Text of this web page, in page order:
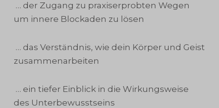
… der Zugang zu praxiserprobten Wegen
um innere Blockaden zu lösen
… das Verständnis, wie dein Körper und Geist
zusammenarbeiten
… ein tiefer Einblick in die Wirkungsweise
des Unterbewusstseins